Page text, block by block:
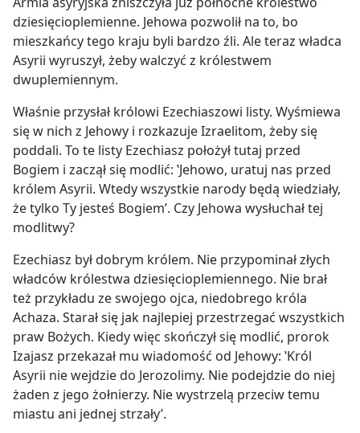
dziesięcioplemienne. Jehowa pozwolił na to, bo
mieszkańcy tego kraju byli bardzo źli. Ale teraz władca
Asyrii wyruszył, żeby walczyć z królestwem
dwuplemiennym.
Właśnie przysłał królowi Ezechiaszowi listy. Wyśmiewa
się w nich z Jehowy i rozkazuje Izraelitom, żeby się
poddali. To te listy Ezechiasz położył tutaj przed
Bogiem i zaczął się modlić: ‛Jehowo, uratuj nas przed
królem Asyrii. Wtedy wszystkie narody będą wiedziały,
że tylko Ty jesteś Bogiem’. Czy Jehowa wysłuchał tej
modlitwy?
Ezechiasz był dobrym królem. Nie przypominał złych
władców królestwa dziesięcioplemiennego. Nie brał
też przykładu ze swojego ojca, niedobrego króla
Achaza. Starał się jak najlepiej przestrzegać wszystkich
praw Bożych. Kiedy więc skończył się modlić, prorok
Izajasz przekazał mu wiadomość od Jehowy: ‛Król
Asyrii nie wejdzie do Jerozolimy. Nie podejdzie do niej
żaden z jego żołnierzy. Nie wystrzelą przeciw temu
miastu ani jednej strzały’.